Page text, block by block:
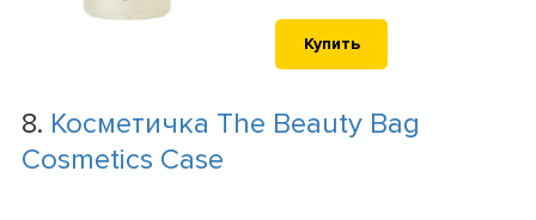
Купить
8. Косметичка The Beauty Bag
Cosmetics Case